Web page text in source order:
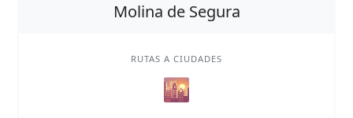
Molina de Segura
RUTAS A CIUDADES
🌇